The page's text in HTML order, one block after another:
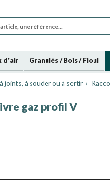
d'air Granulés / Bois / Fioul
joints, à souder ou à sertir
gaz profil V
minimum de 18 kNet une
de 30 kN et une ouverture d'un
autres marques. (*) Conformes